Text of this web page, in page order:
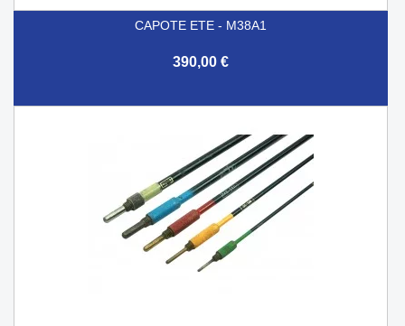
CAPOTE ETE - M38A1
390,00 €